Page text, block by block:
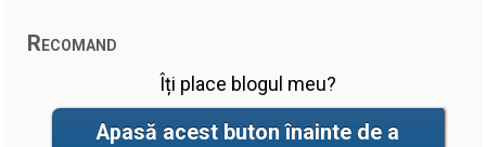
Recomand
Îți place blogul meu?
Apasă acest buton înainte de a